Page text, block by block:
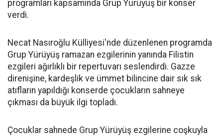
programları kapsamında Grup Yürüyüş bir konser
verdi.
Necat Nasıroğlu Külliyesi'nde düzenlenen programda
Grup Yürüyüş ramazan ezgilerinin yanında Filistin
ezgileri ağırlıklı bir repertuvarı seslendirdi. Gazze
direnişine, kardeşlik ve ümmet bilincine dair sık sık
atıfların yapıldığı konserde çocukların sahneye
çıkması da büyük ilgi topladı.
Çocuklar sahnede Grup Yürüyüş ezgilerine coşkuyla